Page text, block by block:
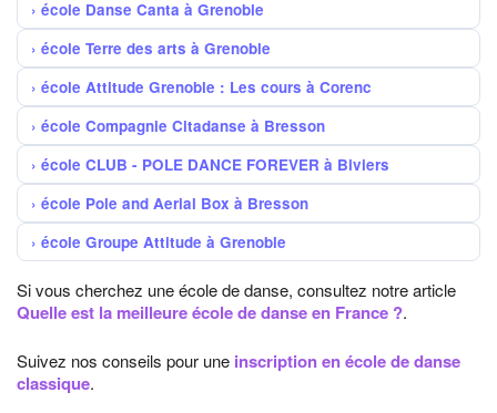
école Danse Canta à Grenoble
école Terre des arts à Grenoble
école Attitude Grenoble : Les cours à Corenc
école Compagnie Citadanse à Bresson
école CLUB - POLE DANCE FOREVER à Biviers
école Pole and Aerial Box à Bresson
école Groupe Attitude à Grenoble
Si vous cherchez une école de danse, consultez notre article
Quelle est la meilleure école de danse en France ?.
Suivez nos conseils pour une inscription en école de danse
classique.